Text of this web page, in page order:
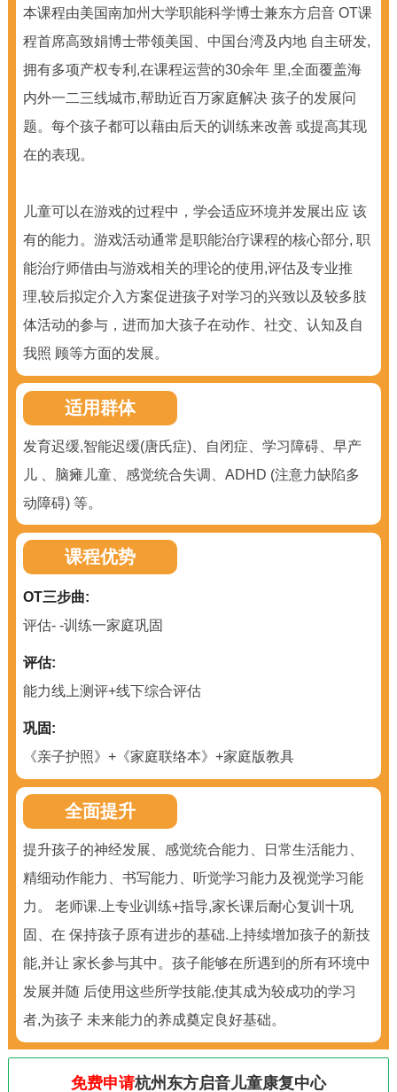
本课程由美国南加州大学职能科学博士兼东方启音 OT课
程首席高致娟博士带领美国、中国台湾及内地 自主研发,
拥有多项产权专利,在课程运营的30余年 里,全面覆盖海
内外一二三线城市,帮助近百万家庭解决 孩子的发展问
题。每个孩子都可以藉由后天的训练来改善 或提高其现
在的表现。
儿童可以在游戏的过程中，学会适应环境并发展出应 该
有的能力。游戏活动通常是职能治疗课程的核心部分, 职
能治疗师借由与游戏相关的理论的使用,评估及专业推
理,较后拟定介入方案促进孩子对学习的兴致以及较多肢
体活动的参与，进而加大孩子在动作、社交、认知及自
我照 顾等方面的发展。
适用群体
发育迟缓,智能迟缓(唐氏症)、自闭症、学习障碍、早产
儿 、脑瘫儿童、感觉统合失调、ADHD (注意力缺陷多
动障碍) 等。
课程优势
OT三步曲:
评估- -训练一家庭巩固
评估:
能力线上测评+线下综合评估
巩固:
《亲子护照》+《家庭联络本》+家庭版教具
全面提升
提升孩子的神经发展、感觉统合能力、日常生活能力、
精细动作能力、书写能力、听觉学习能力及视觉学习能
力。 老师课.上专业训练+指导,家长课后耐心复训十巩
固、在 保持孩子原有进步的基础.上持续增加孩子的新技
能,并让 家长参与其中。孩子能够在所遇到的所有环境中
发展并随 后使用这些所学技能,使其成为较成功的学习
者,为孩子 未来能力的养成奠定良好基础。
免费申请杭州东方启音儿童康复中心